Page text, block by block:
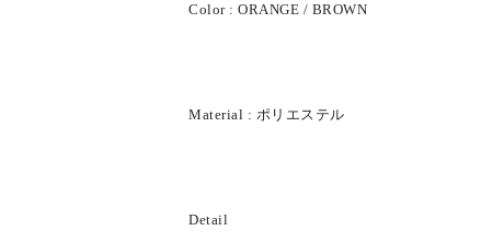
Color : ORANGE / BROWN
Material : ポリエステル
Detail